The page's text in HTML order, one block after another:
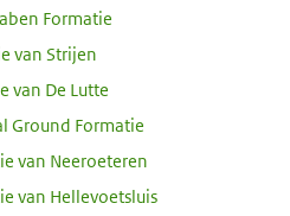
Formatie
van Strijen
van De Lutte
Ground Formatie
van Neeroeteren
van Hellevoetsluis